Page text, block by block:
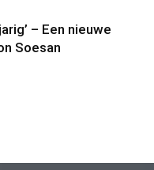
– Een nieuwe
Soesan